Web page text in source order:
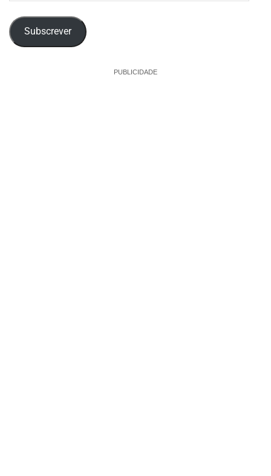
Subscrever
PUBLICIDADE